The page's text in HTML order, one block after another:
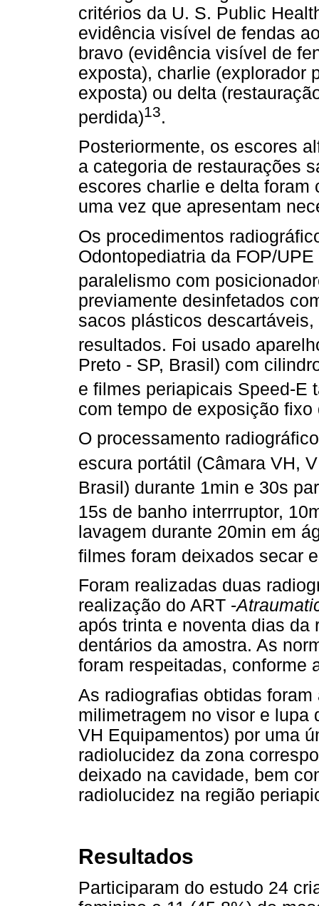
critérios da U. S. Public
evidência visível de fendas
bravo (evidência visível de
exposta), charlie (explorador
exposta) ou delta
perdida)13.
Posteriormente, os escores
a categoria de restaurações
escores charlie e delta
uma vez que apresentam
Os procedimentos
Odontopediatria da FOP/
paralelismo com
previamente desinfetados
sacos plásticos
resultados. Foi usado
Preto - SP, Brasil) com
e filmes periapicais Speed-E
com tempo de exposição fixo
O processamento
escura portátil (Câmara VH,
Brasil) durante 1min e 30s
15s de banho interrruptor,
lavagem durante 20min em
filmes foram deixados secar
Foram realizadas duas
realização do ART -
após trinta e noventa dias
dentários da amostra. As
foram respeitadas, conforme
As radiografias obtidas
milimetragem no visor e lupa
VH Equipamentos) por uma
radiolucidez da zona
deixado na cavidade, bem
radiolucidez na região
Resultados
Participaram do estudo 24